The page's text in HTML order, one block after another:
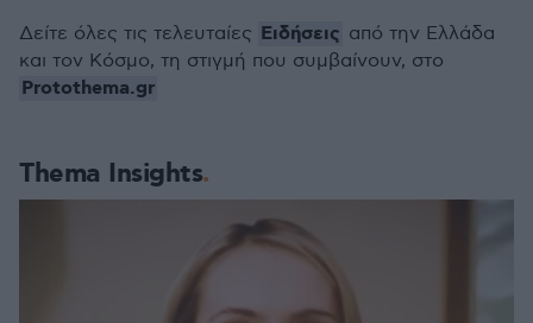
Thema Insights
Δείτε όλες τις τελευταίες Ειδήσεις από την Ελλάδα
και τον Κόσμο, τη στιγμή που συμβαίνουν, στο
Protothema.gr